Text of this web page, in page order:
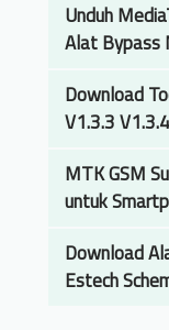
Unduh
Alat Bypass
Download
V1.3.3
MTK GSM
untuk
Download
Estech